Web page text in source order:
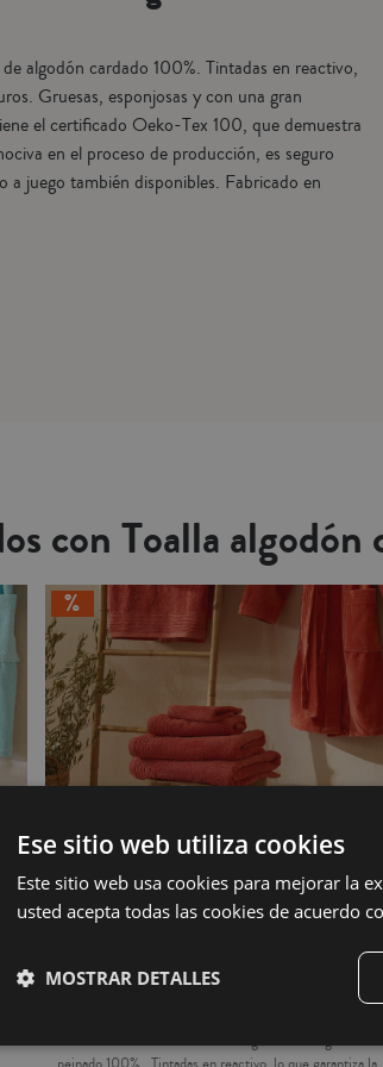
algodón cardado 100%. Tintadas en reactivo,
Gruesas, esponjosas y con una gran
el certificado Oeko-Tex 100, que demuestra
en el proceso de producción, es seguro
a juego también disponibles. Fabricado en
con Toalla
Toalla algodón peinado - Basic LM terracota
Toallas de rizo americano de 550grs/m2 de algodón
Ese sitio web utiliza cookies
Este sitio web usa cookies para mejorar la
usted acepta todas las cookies de acuerdo
MOSTRAR DETALLES